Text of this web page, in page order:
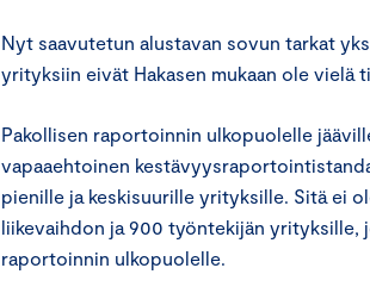
Nyt saavutetun alustavan sovun tarkat
yrityksiin eivät Hakasen mukaan ole vielä
Pakollisen raportoinnin ulkopuolelle
vapaaehtoinen
pienille ja keskisuurille yrityksille. Sitä ei
liikevaihdon ja 900 työntekijän yrityksille,
raportoinnin ulkopuolelle.